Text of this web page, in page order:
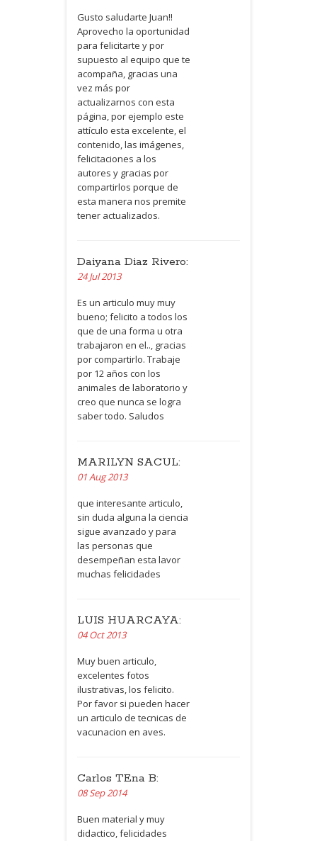
Gusto saludarte Juan!!
Aprovecho la oportunidad
para felicitarte y por
supuesto al equipo que te
acompaña, gracias una
vez más por
actualizarnos con esta
página, por ejemplo este
attículo esta excelente, el
contenido, las imágenes,
felicitaciones a los
autores y gracias por
compartirlos porque de
esta manera nos premite
tener actualizados.
Daiyana Diaz Rivero:
24 Jul 2013
Es un articulo muy muy
bueno; felicito a todos los
que de una forma u otra
trabajaron en el.., gracias
por compartirlo. Trabaje
por 12 años con los
animales de laboratorio y
creo que nunca se logra
saber todo. Saludos
MARILYN SACUL:
01 Aug 2013
que interesante articulo,
sin duda alguna la ciencia
sigue avanzado y para
las personas que
desempeñan esta lavor
muchas felicidades
LUIS HUARCAYA:
04 Oct 2013
Muy buen articulo,
excelentes fotos
ilustrativas, los felicito.
Por favor si pueden hacer
un articulo de tecnicas de
vacunacion en aves.
Carlos TEna B:
08 Sep 2014
Buen material y muy
didactico, felicidades